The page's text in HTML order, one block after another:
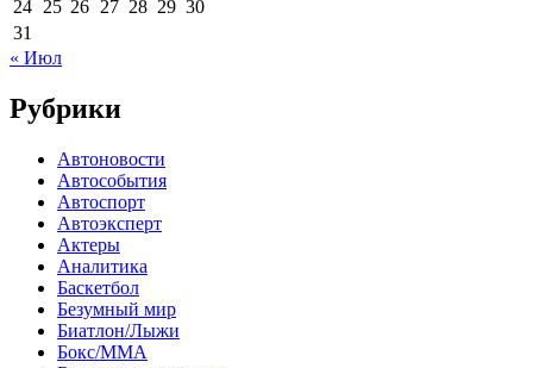
24 25 26 27 28 29 30
31
« Июл
Рубрики
Автоновости
Автособытия
Автоспорт
Автоэксперт
Актеры
Аналитика
Баскетбол
Безумный мир
Биатлон/Лыжи
Бокс/MMA